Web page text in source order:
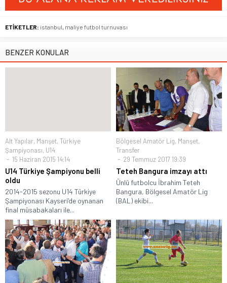
ETİKETLER: istanbul, maliye futbol turnuvası
BENZER KONULAR
Alt Yapılar, Manşet, Türkiye
Şampiyonası, U14
15 Haziran 2015 14:14
U14 Türkiye Şampiyonu belli
oldu
2014-2015 sezonu U14 Türkiye
Şampiyonası Kayseri’de oynanan
final müsabakaları ile...
Bölgesel Amatör Lig, Manşet,
Transfer
29 Temmuz 2017 19:39
Teteh Bangura imzayı attı
Ünlü futbolcu İbrahim Teteh
Bangura, Bölgesel Amatör Lig
(BAL) ekibi...